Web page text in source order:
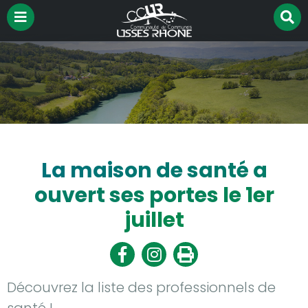
Aller à la recherche
Menu
le
La maison de santé a
ouvert ses portes le 1er
juillet
Partager
sur
Facebook
Partager
sur
Twitter
Imprimer
Découvrez la liste des professionnels de